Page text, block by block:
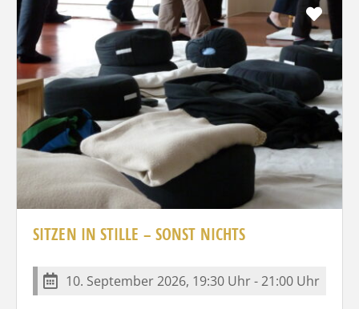
SITZEN IN STILLE – SONST NICHTS
10. September 2026, 19:30 Uhr - 21:00 Uhr